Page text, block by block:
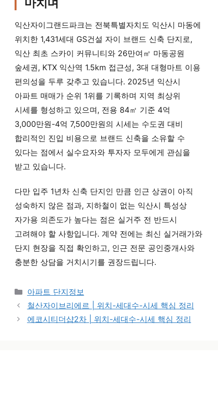
익산자이그랜드파크는 전북특별자치도 익산시 마동에
위치한 1,431세대 GS건설 자이 브랜드 신축 단지로,
익산 최초 스카이 커뮤니티와 26만여㎡ 마동공원
숲세권, KTX 익산역 1.5km 접근성, 3대 대형마트 이용
편의성을 두루 갖추고 있습니다. 2025년 익산시
아파트 매매가 순위 1위를 기록하며 지역 최상위
시세를 형성하고 있으며, 전용 84㎡ 기준 4억
3,000만원-4억 7,500만원의 시세는 수도권 대비
합리적인 진입 비용으로 브랜드 신축을 소유할 수
있다는 점에서 실수요자와 투자자 모두에게 관심을
받고 있습니다.
다만 입주 1년차 신축 단지인 만큼 인근 상권이 아직
성숙하지 않은 점과, 지하철이 없는 익산시 특성상
자가용 의존도가 높다는 점은 실거주 전 반드시
고려해야 할 사항입니다. 계약 전에는 최신 실거래가와
단지 현장을 직접 확인하고, 인근 전문 공인중개사와
충분한 상담을 거치시기를 권장드립니다.
카테고리
아파트 단지정보
철산자이브리에르 | 위치-세대수-시세 핵심 정리
에코시티더샵2차 | 위치-세대수-시세 핵심 정리